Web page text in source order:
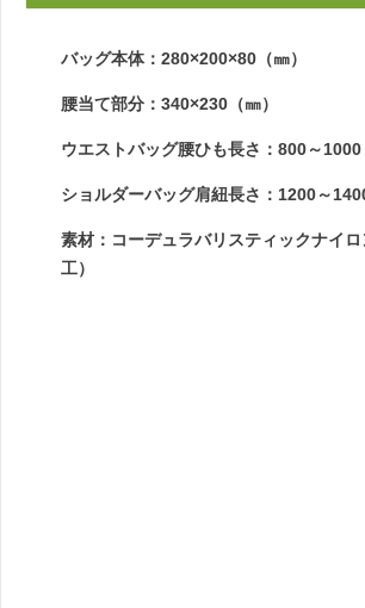
バッグ本体：280×200×80（㎜）
腰当て部分：340×230（㎜）
ウエストバッグ腰ひも長さ：800～1000
ショルダーバッグ肩紐長さ：1200～
素材：コーデュラバリスティックナイ
工）